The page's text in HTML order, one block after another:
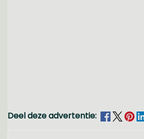
Deel deze advertentie: